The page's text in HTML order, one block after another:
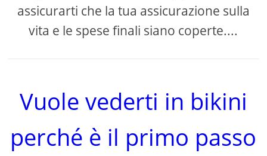
assicurarti che la tua assicurazione sulla
vita e le spese finali siano coperte....
Vuole vederti in bikini
perché è il primo passo